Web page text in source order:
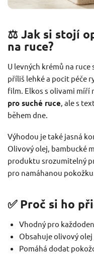
⚖️ Jak si stojí
na ruce?
U levných krémů na
příliš lehké a pocit péče
film. Elkos s olivami míří
pro suché ruce, ale s
během dne.
Výhodou je také jasná
Olivový olej, bambucké
produktu srozumitelný
pro namáhanou
✅ Proč si ho
Vhodný pro
Obsahuje olivový olej
Pomáhá dodat